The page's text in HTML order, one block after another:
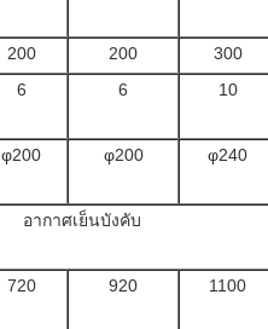
200 200 300
6 6 10
φ200 φ200 φ240
อากาศเย็นบังคับ
720 920 1100